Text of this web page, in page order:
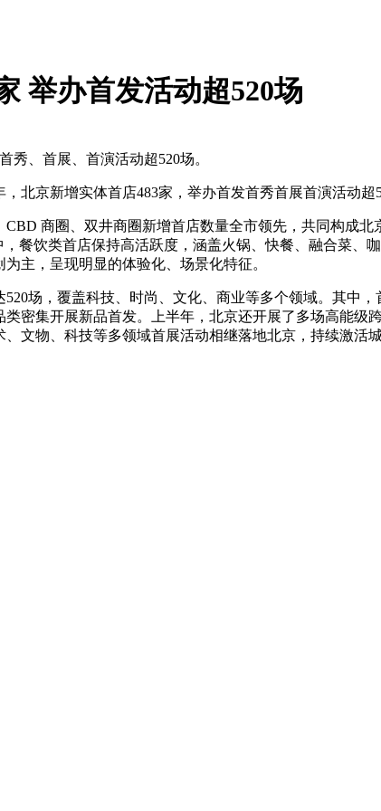
举办首发活动超520场
秀、首展、首演活动超520场。
北京新增实体首店483家，举办首发首秀首展首演活动超
商圈、双井商圈新增首店数量全市领先，共同构成
餐饮类首店保持高活跃度，涵盖火锅、快餐、融合菜
主，呈现明显的体验化、场景化特征。
场，覆盖科技、时尚、文化、商业等多个领域。其中
密集开展新品首发。上半年，北京还开展了多场高能
文物、科技等多领域首展活动相继落地北京，持续激活